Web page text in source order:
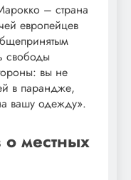
– страна
европейцев
свободы
вы не
в парандже,
вашу одежду».
о местных